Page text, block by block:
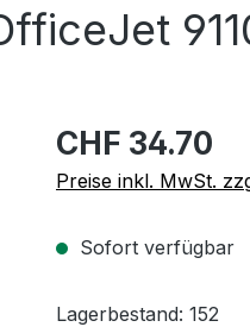
CHF 34.70
Preise inkl. MwSt.
Sofort verfügbar
Lagerbestand: 152